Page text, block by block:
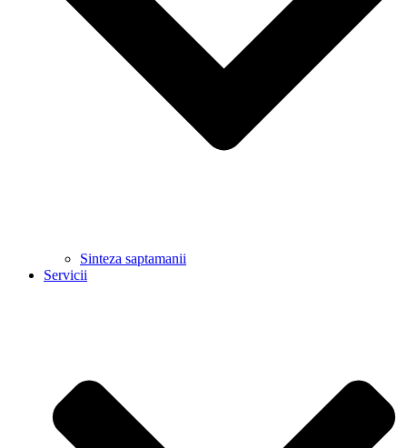
Sinteza saptamanii
Servicii